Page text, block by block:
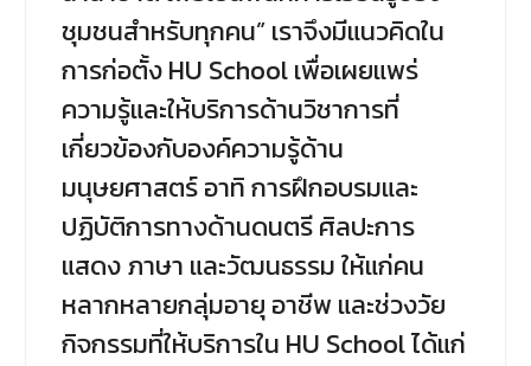
ชุมชนสำหรับทุกคน” เราจึงมีแนวคิดใน
การก่อตั้ง HU School เพื่อเผยแพร่
ความรู้และให้บริการด้านวิชาการที่
เกี่ยวข้องกับองค์ความรู้ด้าน
มนุษยศาสตร์ อาทิ การฝึกอบรมและ
ปฏิบัติการทางด้านดนตรี ศิลปะการ
แสดง ภาษา และวัฒนธรรม ให้แก่คน
หลากหลายกลุ่มอายุ อาชีพ และช่วงวัย
กิจกรรมที่ให้บริการใน HU School ได้แก่